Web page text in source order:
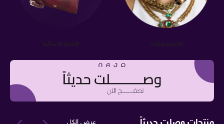
الاكسسوارات الشنط النسائية
عرض الكل